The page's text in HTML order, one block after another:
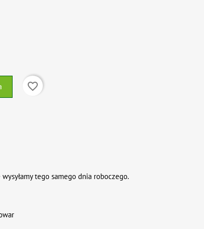
favorite_border
tego samego dnia roboczego.